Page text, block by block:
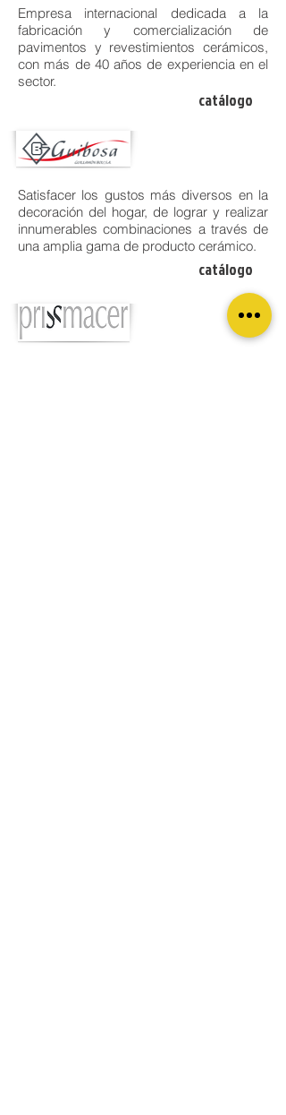
Empresa internacional dedicada a la
fabricación y comercialización de
pavimentos y revestimientos cerámicos,
con más de 40 años de experiencia en el
sector.
catálogo
Satisfacer los gustos más diversos en la
decoración del hogar, de lograr y realizar
innumerables combinaciones a través de
una amplia gama de producto cerámico.
catálogo